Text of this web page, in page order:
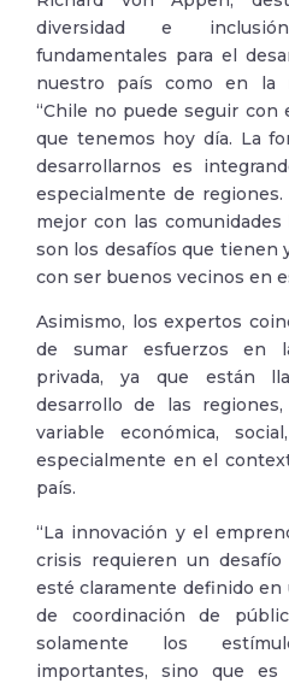
diversidad e
fundamentales para el
nuestro país como en la
“Chile no puede seguir con
que tenemos hoy día. La
desarrollarnos es
especialmente de
mejor con las
son los desafíos que tienen
con ser buenos vecinos en
Asimismo, los expertos
de sumar esfuerzos en
privada, ya que están
desarrollo de las
variable económica,
especialmente en el
país.
“La innovación y el
crisis requieren un desafío
esté claramente definido
de coordinación de
solamente los
importantes, sino que es